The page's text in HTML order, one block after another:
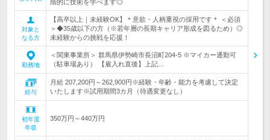
階的に技術を学べます◎
対象と
なる方
【高卒以上｜未経験OK】＊意欲・人柄重視の採用です＊ ＜必須
＞◆35歳以下の方（※若年層の長期キャリア形成を図るため）◎
未経験からの挑戦を応援！
勤務地
＜関東事業所＞ 群馬県伊勢崎市長沼町204-5 ※マイカー通勤可
（駐車場あり） 【雇入れ直後】上記…
給与
月給 207,200円～262,900円※経験・年齢・能力を考慮して決定
いたします※試用期間3カ月（待遇変更なし）
初年度
年収
350万円～440万円